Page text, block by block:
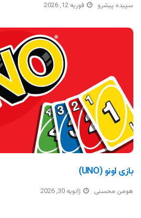
سپیده پیشرو فوریه 12, 2026
بازی اونو (UNO)
هومن محسنی ژانویه 30, 2026